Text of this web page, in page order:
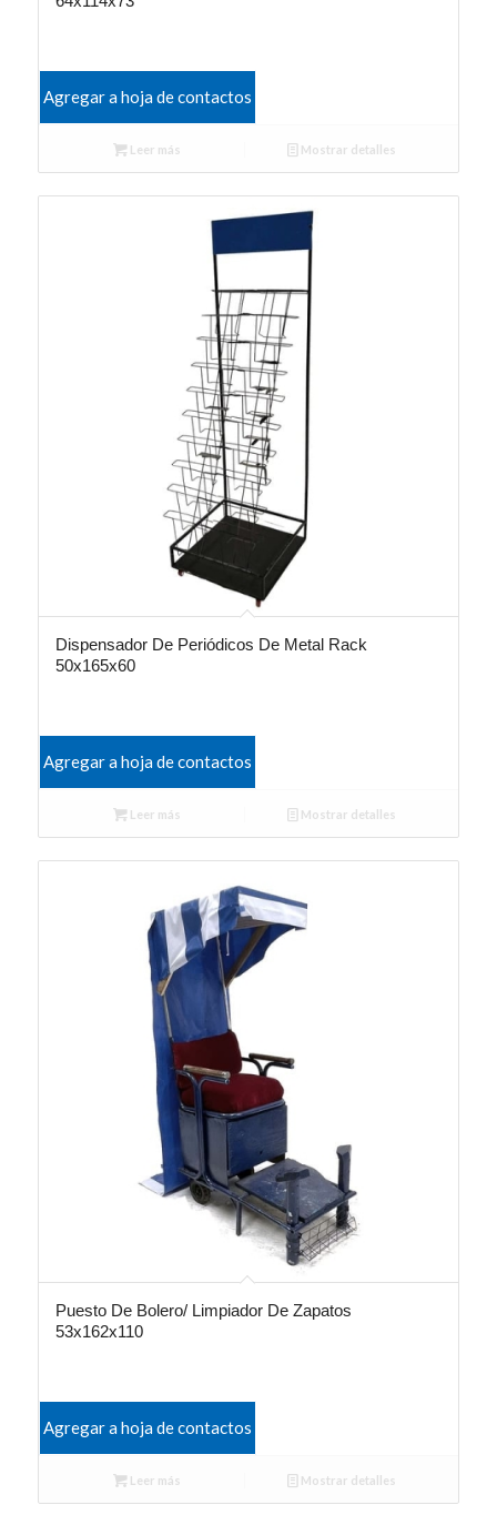
Agregar a hoja de contactos
Leer más Mostrar detalles
Dispensador De Periódicos De Metal Rack
50x165x60
Agregar a hoja de contactos
Leer más Mostrar detalles
Puesto De Bolero/ Limpiador De Zapatos
53x162x110
Agregar a hoja de contactos
Leer más Mostrar detalles